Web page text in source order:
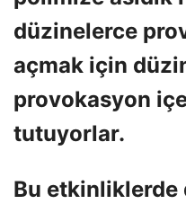
düzinelerce
açmak için
provokasyon
tutuyorlar.
Bu